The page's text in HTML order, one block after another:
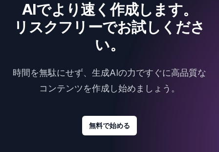
AIでより速く作成します。
リスクフリーでお試しくださ
い。
時間を無駄にせず、生成AIの力ですぐに高品質な
コンテンツを作成し始めましょう。
無料で始める